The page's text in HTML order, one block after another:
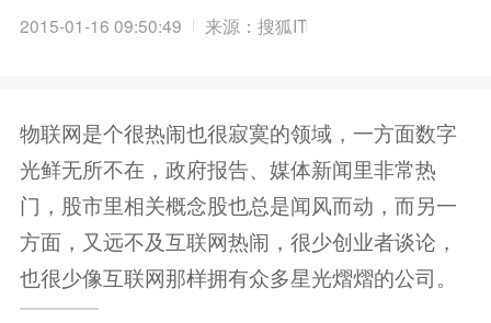
2015-01-16 09:50:49 来源：搜狐IT
物联网是个很热闹也很寂寞的领域，一方面数字
光鲜无所不在，政府报告、媒体新闻里非常热
门，股市里相关概念股也总是闻风而动，而另一
方面，又远不及互联网热闹，很少创业者谈论，
也很少像互联网那样拥有众多星光熠熠的公司。